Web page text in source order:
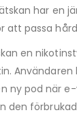
har en
att passa
en
Användaren
ny pod när
den